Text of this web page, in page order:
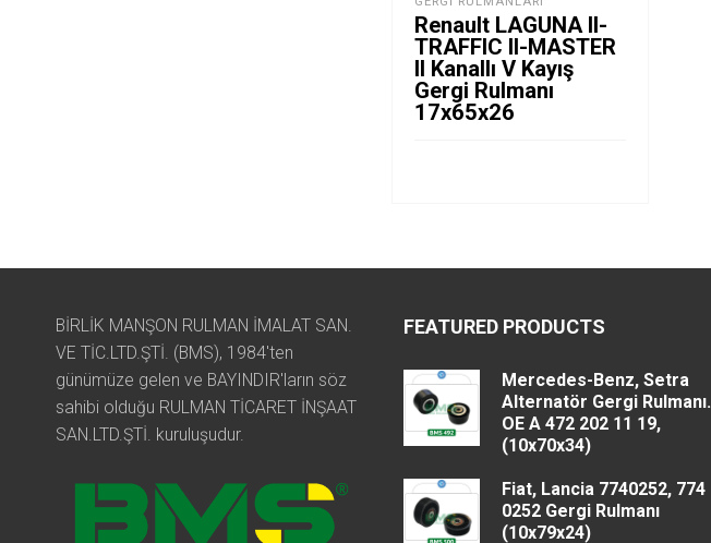
Renault LAGUNA II-
TRAFFIC II-MASTER
II Kanallı V Kayış
Gergi Rulmanı
17x65x26
BİRLİK MANŞON RULMAN İMALAT SAN.
VE TİC.LTD.ŞTİ. (BMS), 1984'ten
günümüze gelen ve BAYINDIR'ların söz
sahibi olduğu RULMAN TİCARET İNŞAAT
SAN.LTD.ŞTİ. kuruluşudur.
FEATURED PRODUCTS
Mercedes-Benz, Setra
Alternatör Gergi Rulmanı.
OE A 472 202 11 19,
(10x70x34)
Fiat, Lancia 7740252, 774
0252 Gergi Rulmanı
(10x79x24)